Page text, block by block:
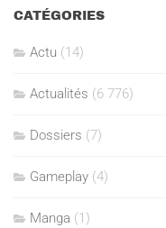
CATÉGORIES
Actu (14)
Actualités (6 776)
Dossiers (7)
Gameplay (4)
Manga (1)